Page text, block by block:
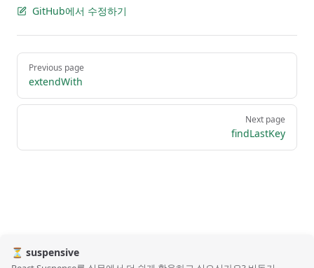
GitHub에서 수정하기
Pager
Previous page
extendWith
Next page
findLastKey
⏳ suspensive